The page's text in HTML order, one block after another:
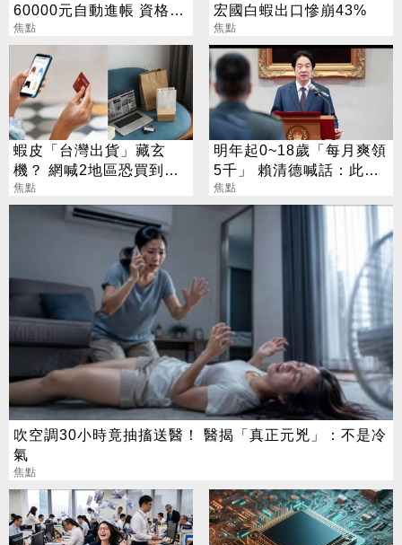
60000元自動進帳 資格一
次看
焦點
宏國白蝦出口慘崩43%
焦點
蝦皮「台灣出貨」藏玄
機？ 網喊2地區恐買到假
貨 專家揭真相
焦點
明年起0~18歲「每月爽領
5千」 賴清德喊話：此時
不生待何時
焦點
吹空調30小時竟抽搐送醫！ 醫揭「真正元兇」：不是冷
氣
焦點